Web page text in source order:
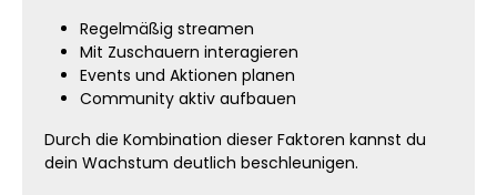
Regelmäßig streamen
Mit Zuschauern interagieren
Events und Aktionen planen
Community aktiv aufbauen
Durch die Kombination dieser Faktoren kannst du
dein Wachstum deutlich beschleunigen.